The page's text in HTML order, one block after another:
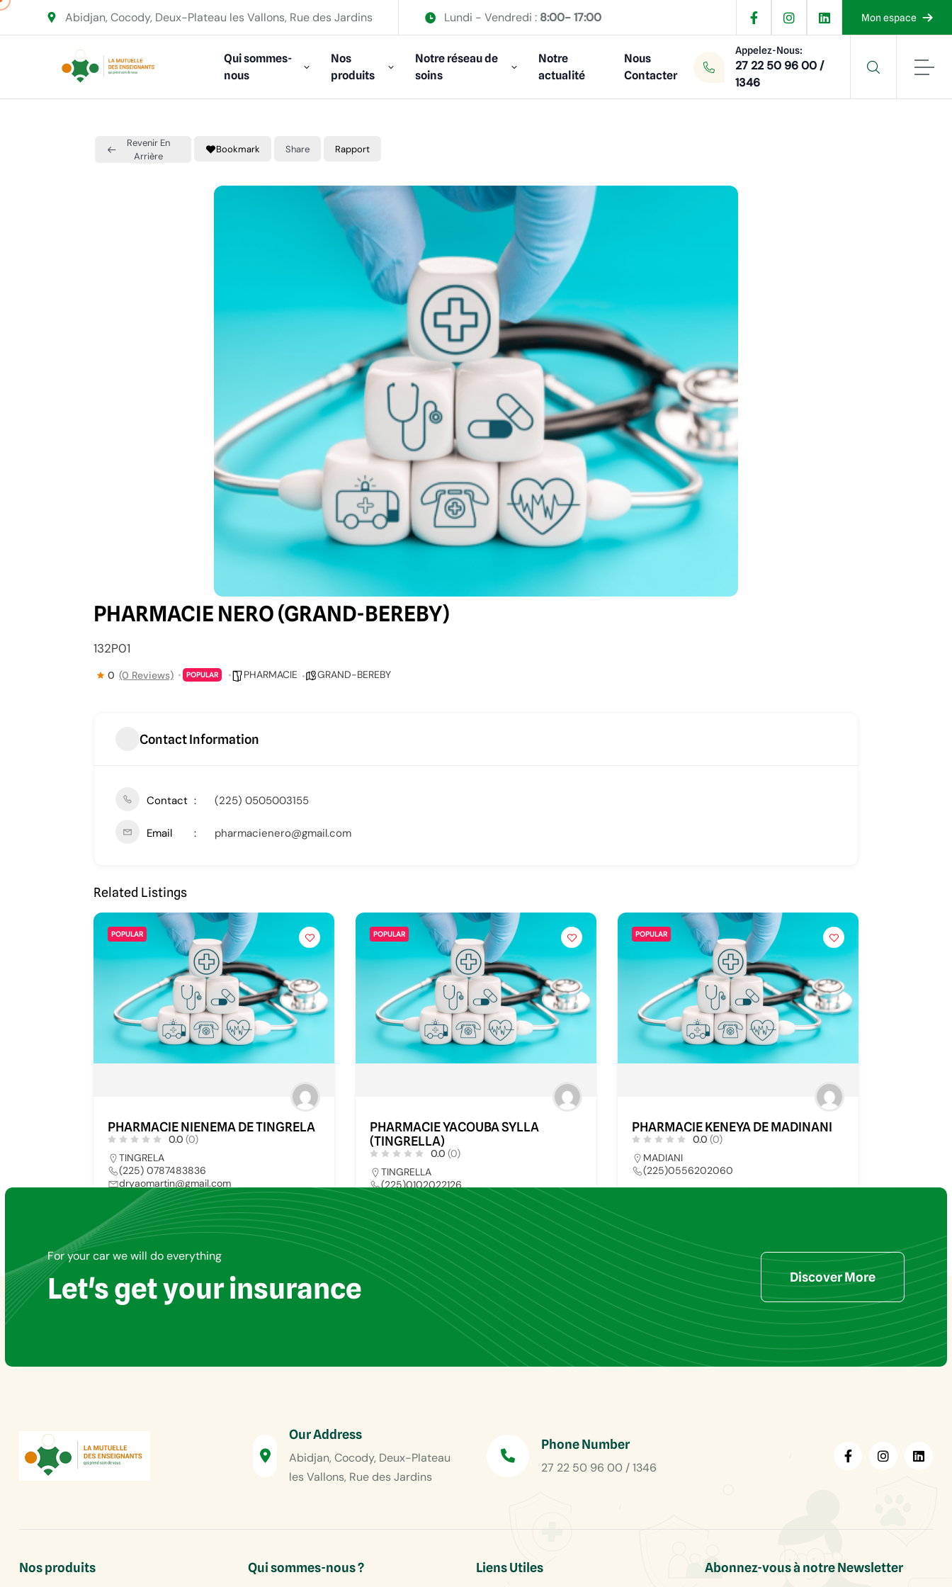
Abidjan, Cocody, Deux-Plateau les Vallons, Rue des Jardins Lundi - Vendredi : 8:00- 17:00 Mon espace
Qui sommes-
nous
Nos
produits
Notre réseau de
soins
Notre
actualité
Nous
Contacter
Appelez-Nous:
27 22 50 96 00 /
1346
Revenir En
Arrière
Bookmark Share Rapport
PHARMACIE NERO (GRAND-BEREBY)
132P01
0 (0 Reviews) POPULAR PHARMACIE GRAND-BEREBY
Contact Information
Contact (225) 0505003155
Email pharmacienero@gmail.com
Related Listings
POPULAR
PHARMACIE NIENEMA DE TINGRELA
0.0 (0)
TINGRELA
(225) 0787483836
dryaomartin@gmail.com
PHARMACIE 60
POPULAR
PHARMACIE YACOUBA SYLLA
(TINGRELLA)
0.0 (0)
TINGRELLA
(225)0102022126
pharmays@yahoo.fr
PHARMACIE 34
POPULAR
PHARMACIE KENEYA DE MADINANI
0.0 (0)
MADIANI
(225)0556202060
For your car we will do everything
Let's get your insurance Discover More
Our Address
Abidjan, Cocody, Deux-Plateau
les Vallons, Rue des Jardins
Phone Number
27 22 50 96 00 / 1346
Nos produits Qui sommes-nous ? Liens Utiles Abonnez-vous à notre Newsletter